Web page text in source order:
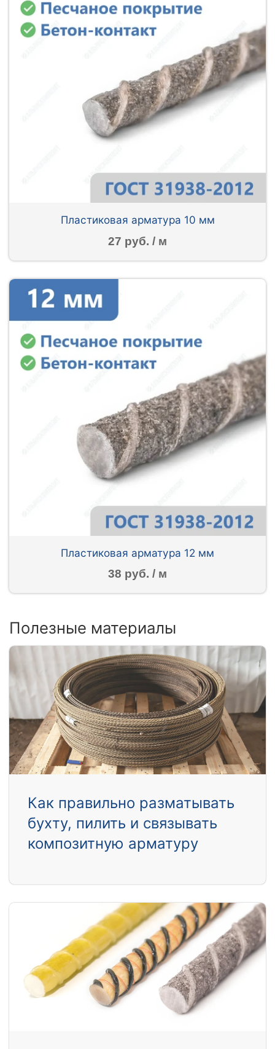
Пластиковая арматура 10 мм
27 руб. / м
Пластиковая арматура 12 мм
38 руб. / м
Полезные материалы
Как правильно разматывать
бухту, пилить и связывать
композитную арматуру